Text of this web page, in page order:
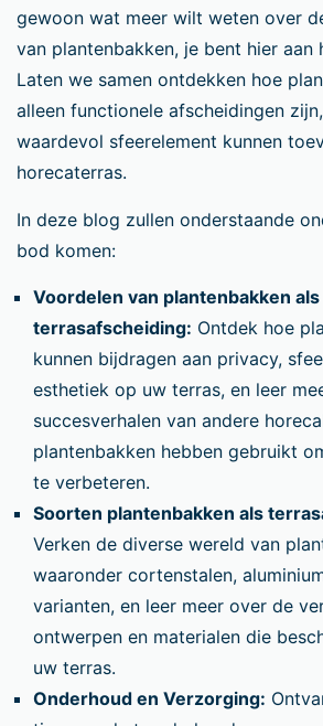
gewoon wat meer wilt weten over
van plantenbakken, je bent hier aan
Laten we samen ontdekken hoe
alleen functionele afscheidingen
waardevol sfeerelement kunnen
horecaterras.
In deze blog zullen onderstaande
bod komen:
Voordelen van plantenbakken als
terrasafscheiding: Ontdek hoe
kunnen bijdragen aan privacy,
esthetiek op uw terras, en leer
succesverhalen van andere
plantenbakken hebben gebruikt
te verbeteren.
Soorten plantenbakken als
Verken de diverse wereld van
waaronder cortenstalen,
varianten, en leer meer over de
ontwerpen en materialen die
uw terras.
Onderhoud en Verzorging: